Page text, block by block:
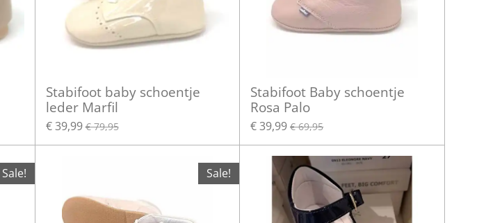
Stabifoot baby schoentje
leder Marfil
€ 39,99 € 79,95
Stabifoot Baby schoentje
Rosa Palo
€ 39,99 € 69,95
Sale! Sale!